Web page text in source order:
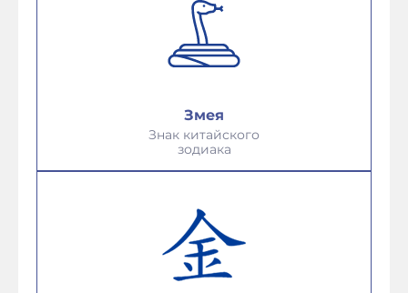
Змея
Знак китайского
зодиака